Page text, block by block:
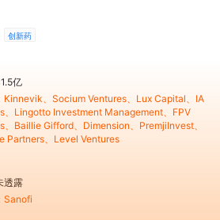
创新药
亿
Kinnevik、Socium Ventures、Lux Capital、IA
、Lingotto Investment Management、FPV
、Baillie Gifford、Dimension、PremjiInvest、
Partners、Level Ventures
透露
Sanofi